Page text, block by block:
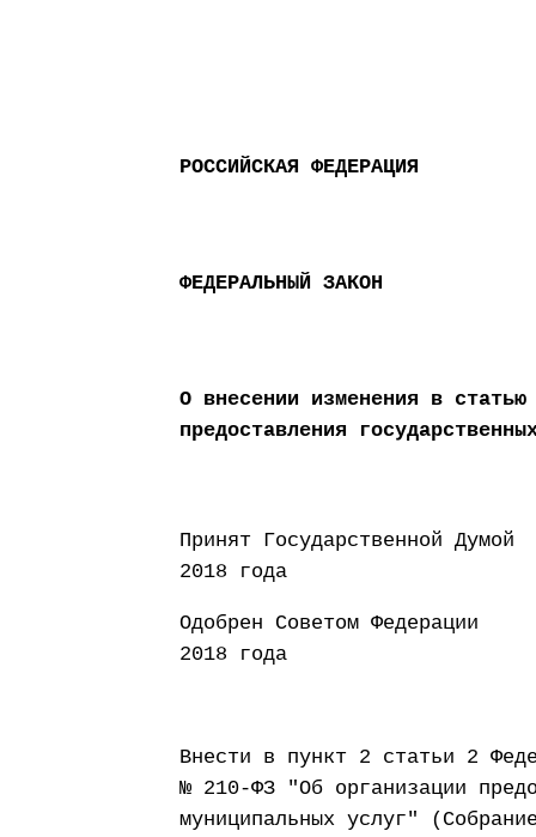
РОССИЙСКАЯ ФЕДЕРАЦИЯ
ФЕДЕРАЛЬНЫЙ ЗАКОН
О внесении изменения в
предоставления
Принят
2018 года
Одобрен
2018 года
Внести в пункт 2 статьи 2
№ 210-ФЗ "Об организации
муниципальных услуг"